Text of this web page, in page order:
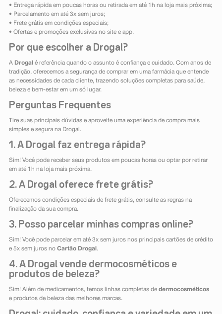
• Entrega rápida em poucas horas ou retirada em até 1h na loja mais próxima;
• Parcelamento em até 3x sem juros;
• Frete grátis em condições especiais;
• Ofertas e promoções exclusivas no site e app.
Por que escolher a Drogal?
A Drogal é referência quando o assunto é confiança e cuidado. Com anos de
tradição, oferecemos a segurança de comprar em uma farmácia que entende
as necessidades de cada cliente, trazendo soluções completas para saúde,
beleza e bem-estar em um só lugar.
Perguntas Frequentes
Tire suas principais dúvidas e aproveite uma experiência de compra mais
simples e segura na Drogal.
1. A Drogal faz entrega rápida?
Sim! Você pode receber seus produtos em poucas horas ou optar por retirar
em até 1h na loja mais próxima.
2. A Drogal oferece frete grátis?
Oferecemos condições especiais de frete grátis, consulte as regras na
finalização da sua compra.
3. Posso parcelar minhas compras online?
Sim! Você pode parcelar em até 3x sem juros nos principais cartões de crédito
e 5x sem juros no Cartão Drogal .
4. A Drogal vende dermocosméticos e
produtos de beleza?
Sim! Além de medicamentos, temos linhas completas de dermocosméticos
e produtos de beleza das melhores marcas.